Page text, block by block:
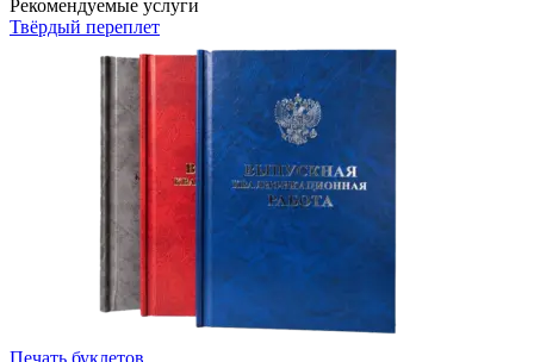
Рекомендуемые услуги
Твёрдый переплет
Печать буклетов